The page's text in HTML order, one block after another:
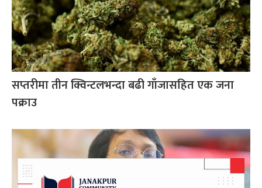
सप्तरीमा तीन क्विन्टलभन्दा बढी गाँजासहित एक जना
पक्राउ